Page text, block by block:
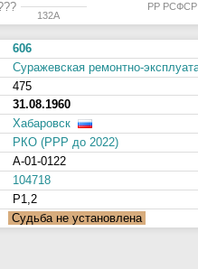
РР РСФСР
132А
606
Суражевская ремонтно-
475
31.08.1960
Хабаровск
РКО (РРР до 2022)
А-01-0122
104718
Р1,2
Судьба не установлена